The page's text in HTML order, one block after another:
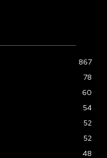
867
78
60
54
52
52
48